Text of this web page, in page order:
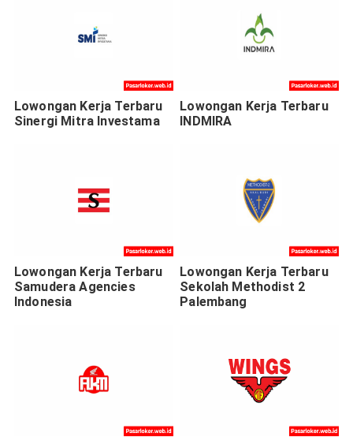
Lowongan Kerja Terbaru
Sinergi Mitra Investama
Lowongan Kerja Terbaru
INDMIRA
Lowongan Kerja Terbaru
Samudera Agencies
Indonesia
Lowongan Kerja Terbaru
Sekolah Methodist 2
Palembang